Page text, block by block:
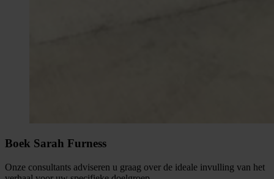
Boek Sarah Furness
Onze consultants adviseren u graag over de ideale invulling van het